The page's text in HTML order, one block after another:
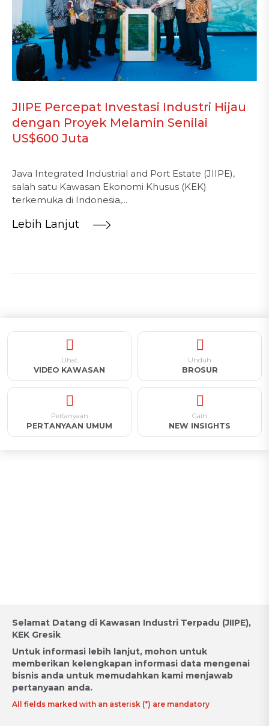
JIIPE Percepat Investasi Industri Hijau
dengan Proyek Melamin Senilai
US$600 Juta
Java Integrated Industrial and Port Estate (JIIPE),
salah satu Kawasan Ekonomi Khusus (KEK)
terkemuka di Indonesia,...
Lebih Lanjut
LIhat
VIDEO KAWASAN
Unduh
BROSUR
Pertanyaan
PERTANYAAN UMUM
Gain
NEW INSIGHTS
Selamat Datang di Kawasan Industri Terpadu (JIIPE),
KEK Gresik
Untuk informasi lebih lanjut, mohon untuk
memberikan kelengkapan informasi data mengenai
bisnis anda untuk memudahkan kami menjawab
pertanyaan anda.
All fields marked with an asterisk (*) are mandatory